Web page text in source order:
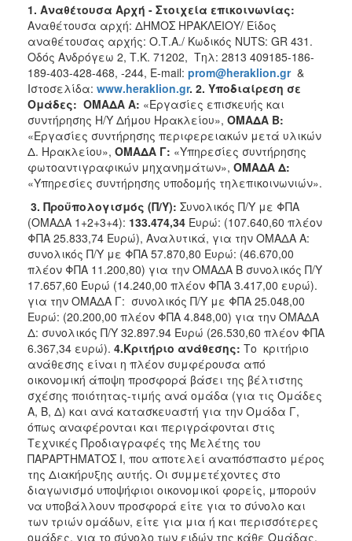
2015
2013
ΤΟΠΟΣ
ΠΟΛΙΤΙΣΜΟΣ
ΑΝΘΕΚΤΙΚΗ
ΠΟΛΗ
1. Αναθέτουσα Αρχή - Στοιχεία επικοινωνίας:
Αναθέτουσα αρχή: ΔΗΜΟΣ ΗΡΑΚΛΕΙΟΥ/ Είδος
αναθέτουσας αρχής: Ο.Τ.Α./ Κωδικός NUTS: GR 431.
Οδός Ανδρόγεω 2, Τ.Κ. 71202, Τηλ: 2813 409185-186-
189-403-428-468, -244, E-mail: prom@heraklion.gr&
Ιστοσελίδα: www.heraklion.gr. 2. Υποδιαίρεση σε
Ομάδες: ΟΜΑΔΑ Α: «Εργασίες επισκευής και
συντήρησης Η/Υ Δήμου Ηρακλείου», ΟΜΑΔΑ Β:
«Εργασίες συντήρησης περιφερειακών μετά υλικών
Δ. Ηρακλείου», ΟΜΑΔΑ Γ: «Υπηρεσίες συντήρησης
φωτοαντιγραφικών μηχανημάτων», ΟΜΑΔΑ Δ:
«Υπηρεσίες συντήρησης υποδομής τηλεπικοινωνιών».
3. Προϋπολογισμός (Π/Υ): Συνολικός Π/Υ με ΦΠΑ
(ΟΜΑΔΑ 1+2+3+4): 133.474,34 Ευρώ: (107.640,60 πλέον
ΦΠΑ 25.833,74 Ευρώ), Αναλυτικά, για την ΟΜΑΔΑ Α:
συνολικός Π/Υ με ΦΠΑ 57.870,80 Ευρώ: (46.670,00
πλέον ΦΠΑ 11.200,80) για την ΟΜΑΔΑ Β συνολικός Π/Υ
17.657,60 Ευρώ (14.240,00 πλέον ΦΠΑ 3.417,00 ευρώ).
για την ΟΜΑΔΑ Γ: συνολικός Π/Υ με ΦΠΑ 25.048,00
Ευρώ: (20.200,00 πλέον ΦΠΑ 4.848,00) για την ΟΜΑΔΑ
Δ: συνολικός Π/Υ 32.897.94 Ευρώ (26.530,60 πλέον ΦΠΑ
6.367,34 ευρώ). 4.Κριτήριο ανάθεσης: Το κριτήριο
ανάθεσης είναι η πλέον συμφέρουσα από
οικονομική άποψη προσφορά βάσει της βέλτιστης
σχέσης ποιότητας-τιμής ανά ομάδα (για τις Ομάδες
Α, Β, Δ) και ανά κατασκευαστή για την Ομάδα Γ,
όπως αναφέρονται και περιγράφονται στις
Τεχνικές Προδιαγραφές της Μελέτης του
ΠΑΡΑΡΤΗΜΑΤΟΣ Ι, που αποτελεί αναπόσπαστο μέρος
της Διακήρυξης αυτής. Οι συμμετέχοντες στο
διαγωνισμό υποψήφιοι οικονομικοί φορείς, μπορούν
να υποβάλλουν προσφορά είτε για το σύνολο και
των τριών ομάδων, είτε για μια ή και περισσότερες
ομάδες, για το σύνολο των ειδών της κάθε Ομάδας.